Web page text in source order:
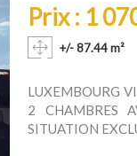
Prix : 1
+/- 87.44 m²
LUXEMBOURG
2 CHAMBRES
SITUATION